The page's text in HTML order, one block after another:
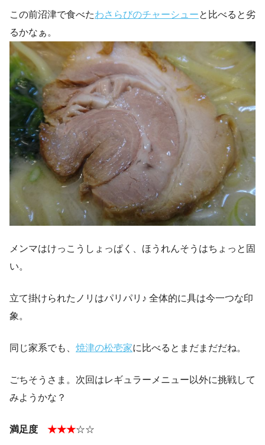
この前沼津で食べたわさらびのチャーシューと比べると劣
るかなぁ。
メンマはけっこうしょっぱく、ほうれんそうはちょっと固
い。
立て掛けられたノリはパリパリ♪ 全体的に具は今一つな印
象。
同じ家系でも、 焼津の松壱家に比べるとまだまだだね。
ごちそうさま。次回はレギュラーメニュー以外に挑戦して
みようかな？
満足度 ★★★☆☆